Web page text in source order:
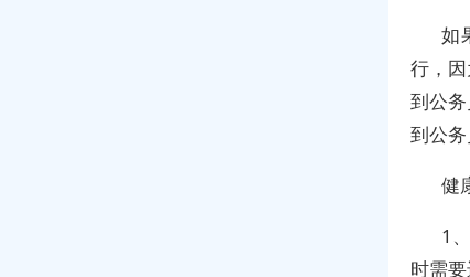
如
行，
到公
到公
健
1
时需